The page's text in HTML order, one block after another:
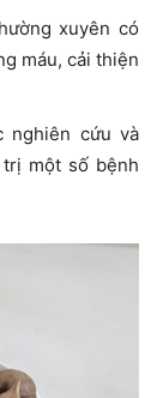
xuyên có
máu, cải thiện
nghiên cứu và
một số bệnh